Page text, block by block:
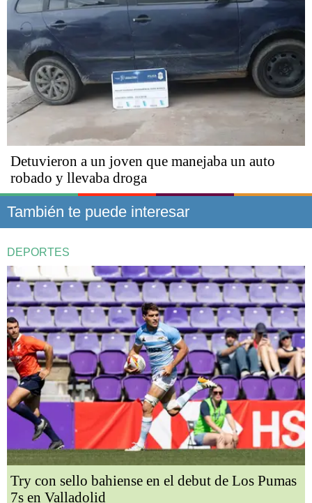
Detuvieron a un joven que manejaba un auto
robado y llevaba droga
También te puede interesar
DEPORTES
Try con sello bahiense en el debut de Los Pumas
7s en Valladolid